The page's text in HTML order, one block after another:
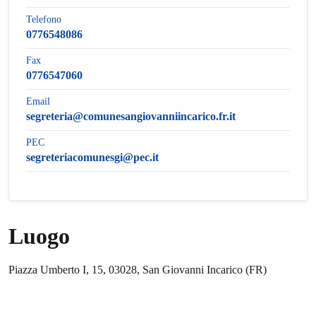
Telefono
0776548086
Fax
0776547060
Email
segreteria@comunesangiovanniincarico.fr.it
PEC
segreteriacomunesgi@pec.it
Luogo
Piazza Umberto I, 15, 03028, San Giovanni Incarico (FR)